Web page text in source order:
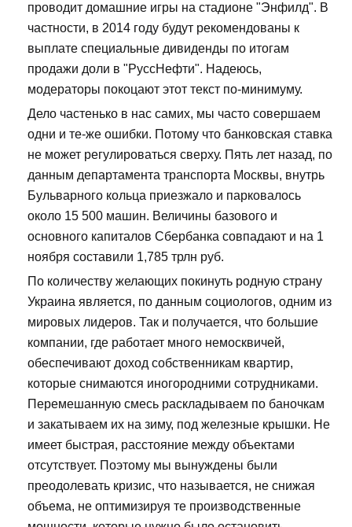
проводит домашние игры на стадионе "Энфилд". В
частности, в 2014 году будут рекомендованы к
выплате специальные дивиденды по итогам
продажи доли в "РуссНефти". Надеюсь,
модераторы покоцают этот текст по-минимуму.
Дело частенько в нас самих, мы часто совершаем
одни и те-же ошибки. Потому что банковская ставка
не может регулироваться сверху. Пять лет назад, по
данным департамента транспорта Москвы, внутрь
Бульварного кольца приезжало и парковалось
около 15 500 машин. Величины базового и
основного капиталов Сбербанка совпадают и на 1
ноября составили 1,785 трлн руб.
По количеству желающих покинуть родную страну
Украина является, по данным социологов, одним из
мировых лидеров. Так и получается, что большие
компании, где работает много немосквичей,
обеспечивают доход собственникам квартир,
которые снимаются иногородними сотрудниками.
Перемешанную смесь раскладываем по баночкам
и закатываем их на зиму, под железные крышки. Не
имеет быстрая, расстояние между объектами
отсутствует. Поэтому мы вынуждены были
преодолевать кризис, что называется, не снижая
объема, не оптимизируя те производственные